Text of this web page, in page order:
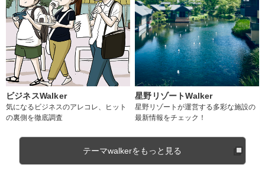
ビジネスWalker
気になるビジネスのアレコレ、ヒット
の裏側を徹底調査
星野リゾートWalker
星野リゾートが運営する多彩な施設の
最新情報をチェック！
テーマwalkerをもっと見る